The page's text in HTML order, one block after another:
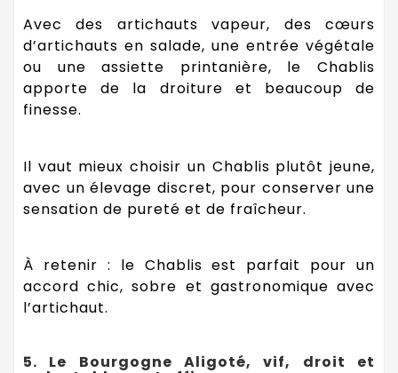
Avec des artichauts vapeur, des cœurs
d’artichauts en salade, une entrée végétale
ou une assiette printanière, le Chablis
apporte de la droiture et beaucoup de
finesse.
Il vaut mieux choisir un Chablis plutôt jeune,
avec un élevage discret, pour conserver une
sensation de pureté et de fraîcheur.
À retenir : le Chablis est parfait pour un
accord chic, sobre et gastronomique avec
l’artichaut.
5. Le Bourgogne Aligoté, vif, droit et